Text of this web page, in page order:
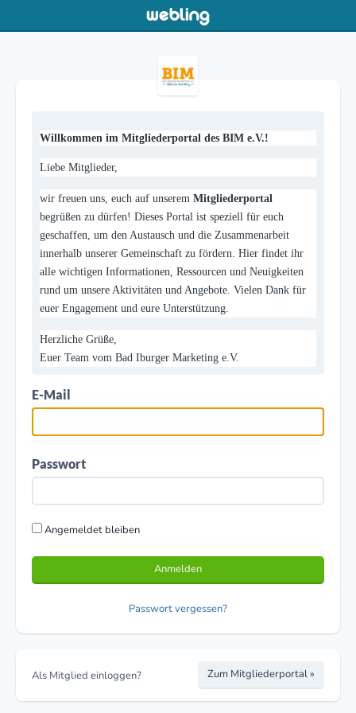
Willkommen im Mitgliederportal des BIM e.V.!
Liebe Mitglieder,
wir freuen uns, euch auf unserem Mitgliederportal
begrüßen zu dürfen! Dieses Portal ist speziell für euch
geschaffen, um den Austausch und die Zusammenarbeit
innerhalb unserer Gemeinschaft zu fördern. Hier findet ihr
alle wichtigen Informationen, Ressourcen und Neuigkeiten
rund um unsere Aktivitäten und Angebote. Vielen Dank für
euer Engagement und eure Unterstützung.
Herzliche Grüße,
Euer Team vom Bad Iburger Marketing e.V.
E-Mail
Passwort
Angemeldet bleiben
Anmelden
Passwort vergessen?
Als Mitglied einloggen? Zum Mitgliederportal »